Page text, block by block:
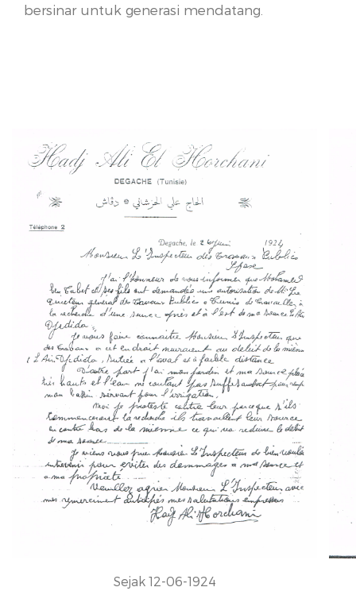
bersinar untuk generasi mendatang.
Sejak 12-06-1924